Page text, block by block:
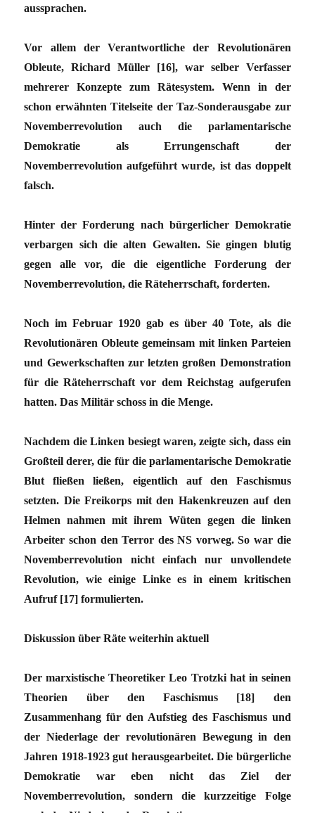
aussprachen.
Vor allem der Verantwortliche der Revolutionären
Obleute, Richard Müller [16], war selber Verfasser
mehrerer Konzepte zum Rätesystem. Wenn in der
schon erwähnten Titelseite der Taz-Sonderausgabe zur
Novemberrevolution auch die parlamentarische
Demokratie als Errungenschaft der
Novemberrevolution aufgeführt wurde, ist das doppelt
falsch.
Hinter der Forderung nach bürgerlicher Demokratie
verbargen sich die alten Gewalten. Sie gingen blutig
gegen alle vor, die die eigentliche Forderung der
Novemberrevolution, die Räteherrschaft, forderten.
Noch im Februar 1920 gab es über 40 Tote, als die
Revolutionären Obleute gemeinsam mit linken Parteien
und Gewerkschaften zur letzten großen Demonstration
für die Räteherrschaft vor dem Reichstag aufgerufen
hatten. Das Militär schoss in die Menge.
Nachdem die Linken besiegt waren, zeigte sich, dass ein
Großteil derer, die für die parlamentarische Demokratie
Blut fließen ließen, eigentlich auf den Faschismus
setzten. Die Freikorps mit den Hakenkreuzen auf den
Helmen nahmen mit ihrem Wüten gegen die linken
Arbeiter schon den Terror des NS vorweg. So war die
Novemberrevolution nicht einfach nur unvollendete
Revolution, wie einige Linke es in einem kritischen
Aufruf [17] formulierten.
Diskussion über Räte weiterhin aktuell
Der marxistische Theoretiker Leo Trotzki hat in seinen
Theorien über den Faschismus [18] den
Zusammenhang für den Aufstieg des Faschismus und
der Niederlage der revolutionären Bewegung in den
Jahren 1918-1923 gut herausgearbeitet. Die bürgerliche
Demokratie war eben nicht das Ziel der
Novemberrevolution, sondern die kurzzeitige Folge